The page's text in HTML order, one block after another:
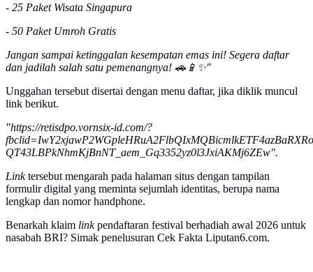
- 25 Paket Wisata Singapura
- 50 Paket Umroh Gratis
Jangan sampai ketinggalan kesempatan emas ini! Segera daftar
dan jadilah salah satu pemenangnya! 🚗📱✨"
Unggahan tersebut disertai dengan menu daftar, jika diklik muncul
link berikut.
"https://retisdpo.vornsix-id.com/?
QT43LBPkNhmKjBnNT_aem_Gq3352yz0l3JxiAKMj6ZEw".
Linktersebut mengarah pada halaman situs dengan tampilan
formulir digital yang meminta sejumlah identitas, berupa nama
lengkap dan nomor handphone.
Benarkah klaim linkpendaftaran festival berhadiah awal 2026 untuk
nasabah BRI? Simak penelusuran Cek Fakta Liputan6.com.